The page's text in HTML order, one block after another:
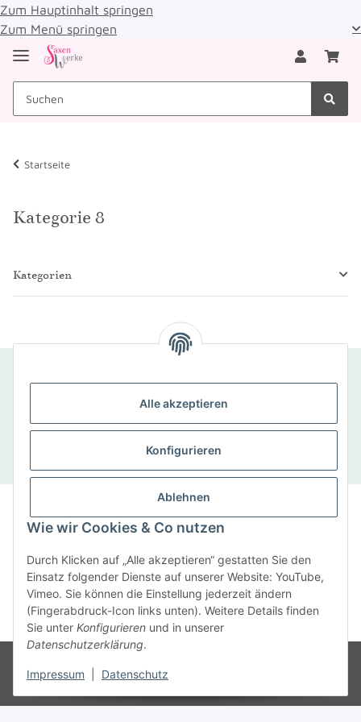
Zum Hauptinhalt springen
Zum Menü springen
Alle akzeptieren
Konfigurieren
Ablehnen
Wie wir Cookies & Co nutzen
Durch Klicken auf „Alle akzeptieren“ gestatten Sie den
Einsatz folgender Dienste auf unserer Website: YouTube,
Vimeo. Sie können die Einstellung jederzeit ändern
(Fingerabdruck-Icon links unten). Weitere Details finden
Sie unter Konfigurieren und in unserer
Datenschutzerklärung.
Impressum Datenschutz
Startseite
Kategorie 8
Kategorien
SaxenWerke, Sandra Eckelmann, Bad-Lausicker-
Straße 5, 04668 Otterwisch
© SaxenWerke 2019
Anmelden
Vertrag widerrufen
Powered by